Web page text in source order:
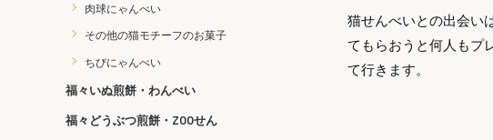
肉球にゃんべい
その他の猫モチーフのお菓子
ちびにゃんべい
福々いぬ煎餅・わんべい
福々どうぶつ煎餅・ZOOせん
猫せんべいとの出会い
てもらおうと何人もプ
て行きます。